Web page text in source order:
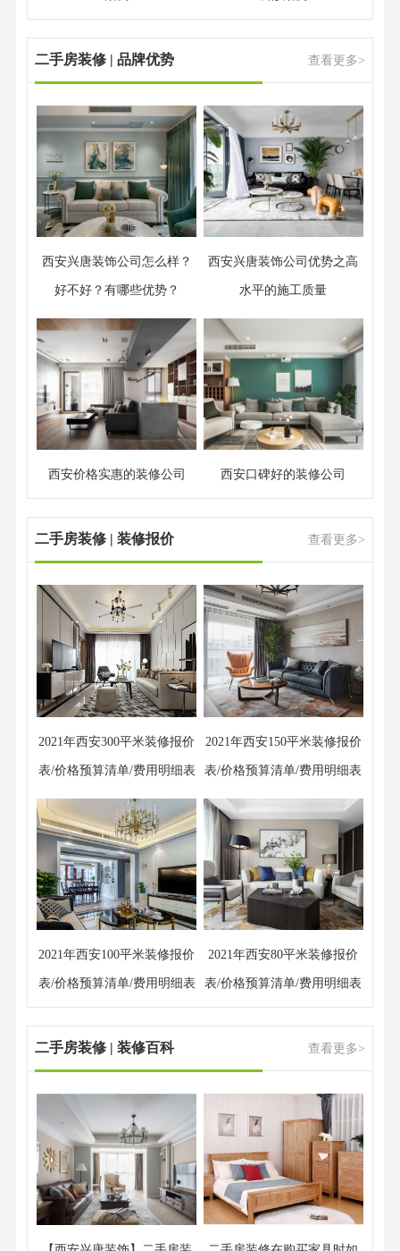
二手房装修 | 品牌优势 查看更多>
西安兴唐装饰公司怎么样？
好不好？有哪些优势？
西安兴唐装饰公司优势之高
水平的施工质量
西安价格实惠的装修公司 西安口碑好的装修公司
二手房装修 | 装修报价 查看更多>
2021年西安300平米装修报价
表/价格预算清单/费用明细表
2021年西安150平米装修报价
表/价格预算清单/费用明细表
2021年西安100平米装修报价
表/价格预算清单/费用明细表
2021年西安80平米装修报价
表/价格预算清单/费用明细表
二手房装修 | 装修百科 查看更多>